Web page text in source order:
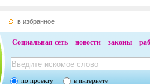
в избранное
Социальная сеть новости законы
по проекту в интернете